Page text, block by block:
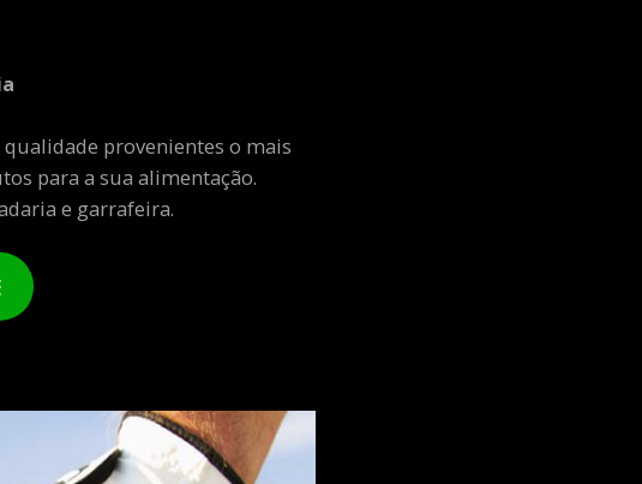
provenientes o mais
para a sua alimentação.
e garrafeira.